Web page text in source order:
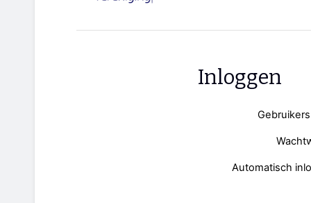
Inloggen
Automatisch